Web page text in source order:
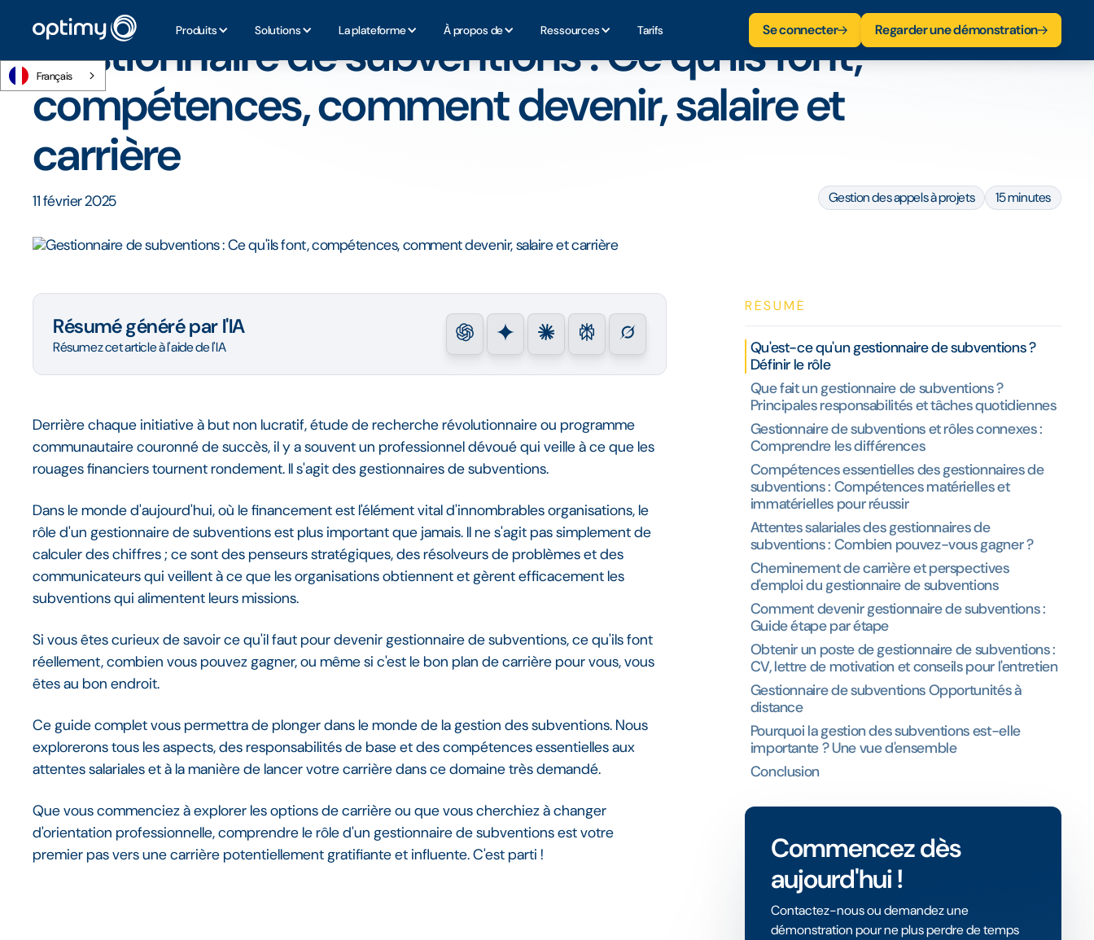
Produits Solutions La plateforme À propos de Ressources Tarifs Se connecter Regarder une démonstration
Français
Gestionnaire de subventions : Ce qu'ils font,
compétences, comment devenir, salaire et
carrière
11 février 2025 Gestion des appels à projets 15 minutes
Résumé généré par l'IA
Résumez cet article à l'aide de l'IA
Derrière chaque initiative à but non lucratif, étude de recherche révolutionnaire ou programme
communautaire couronné de succès, il y a souvent un professionnel dévoué qui veille à ce que les
rouages financiers tournent rondement. Il s'agit des gestionnaires de subventions.
Dans le monde d'aujourd'hui, où le financement est l'élément vital d'innombrables organisations, le
rôle d'un gestionnaire de subventions est plus important que jamais. Il ne s'agit pas simplement de
calculer des chiffres ; ce sont des penseurs stratégiques, des résolveurs de problèmes et des
communicateurs qui veillent à ce que les organisations obtiennent et gèrent efficacement les
subventions qui alimentent leurs missions.
Si vous êtes curieux de savoir ce qu'il faut pour devenir gestionnaire de subventions, ce qu'ils font
réellement, combien vous pouvez gagner, ou même si c'est le bon plan de carrière pour vous, vous
êtes au bon endroit.
Ce guide complet vous permettra de plonger dans le monde de la gestion des subventions. Nous
explorerons tous les aspects, des responsabilités de base et des compétences essentielles aux
attentes salariales et à la manière de lancer votre carrière dans ce domaine très demandé.
Que vous commenciez à explorer les options de carrière ou que vous cherchiez à changer
d'orientation professionnelle, comprendre le rôle d'un gestionnaire de subventions est votre
premier pas vers une carrière potentiellement gratifiante et influente. C'est parti !
RÉSUMÉ
Qu'est-ce qu'un gestionnaire de subventions ?
Définir le rôle
Que fait un gestionnaire de subventions ?
Principales responsabilités et tâches quotidiennes
Gestionnaire de subventions et rôles connexes :
Comprendre les différences
Compétences essentielles des gestionnaires de
subventions : Compétences matérielles et
immatérielles pour réussir
Attentes salariales des gestionnaires de
subventions : Combien pouvez-vous gagner ?
Cheminement de carrière et perspectives
d'emploi du gestionnaire de subventions
Comment devenir gestionnaire de subventions :
Guide étape par étape
Obtenir un poste de gestionnaire de subventions :
CV, lettre de motivation et conseils pour l'entretien
Gestionnaire de subventions Opportunités à
distance
Pourquoi la gestion des subventions est-elle
importante ? Une vue d'ensemble
Conclusion
Commencez dès
aujourd'hui !
Contactez-nous ou demandez une
démonstration pour ne plus perdre de temps